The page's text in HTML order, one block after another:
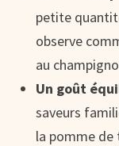
petite
observe
au
Un goût
saveurs
la pomme de